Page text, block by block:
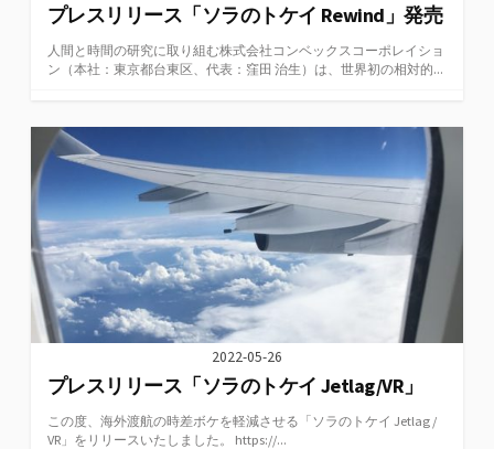
プレスリリース「ソラのトケイ Rewind」発売
人間と時間の研究に取り組む株式会社コンベックスコーポレイショ
ン（本社：東京都台東区、代表：窪田 治生）は、世界初の相対的...
2022-05-26
プレスリリース「ソラのトケイ Jetlag/VR」
この度、海外渡航の時差ボケを軽減させる「ソラのトケイ Jetlag /
VR」をリリースいたしました。 https://...